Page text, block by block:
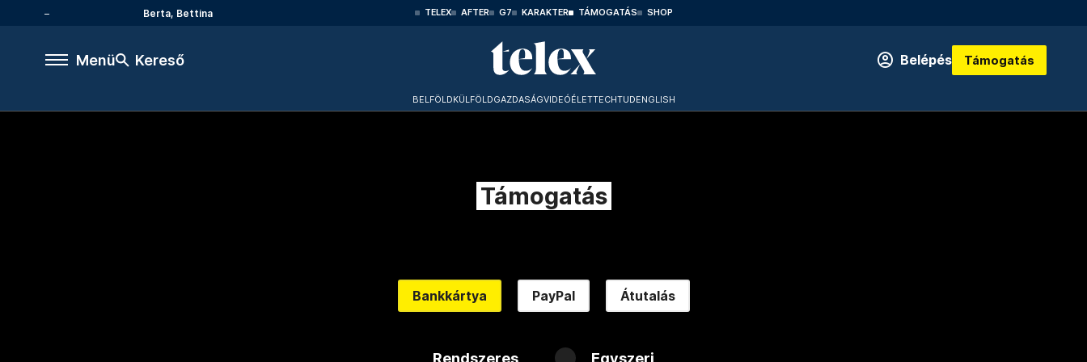
Berta, Bettina TELEX AFTER G7 KARAKTER TÁMOGATÁS SHOP
Menü Kereső Belépés Támogatás
BELFÖLDKÜLFÖLDGAZDASÁGVIDEÓÉLETTECHTUDENGLISH
Támogatás
Bankkártya PayPal Átutalás
Rendszeres Egyszeri